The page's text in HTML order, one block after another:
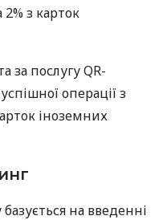
2% з карток
за послугу QR-
операції з
іноземних
на введенні